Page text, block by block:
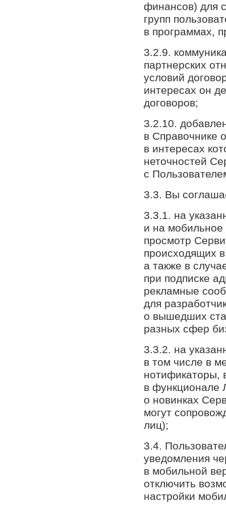
финансов) для
групп
в программах,
3.2.9.
партнерских
условий
интересах он
договоров;
3.2.10.
в Справочнике
в интересах
неточностей
с
3.3. Вы
3.3.1. на
и на мобильное
просмотр
происходящих
а также в
при подписке
рекламные
для
о вышедших
разных сфер
3.3.2. на
в том числе в
нотификаторы,
в функционале
о новинках
могут
лиц);
3.4.
уведомления
в мобильной
отключить
настройки